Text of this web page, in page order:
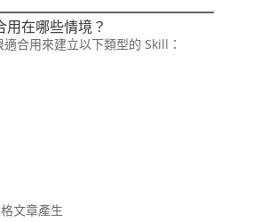
在哪些情境？
適合用來建立以下類型的 Skill：
文章產生